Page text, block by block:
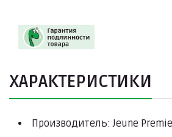
ХАРАКТЕРИСТИКИ
Производитель: Jeune